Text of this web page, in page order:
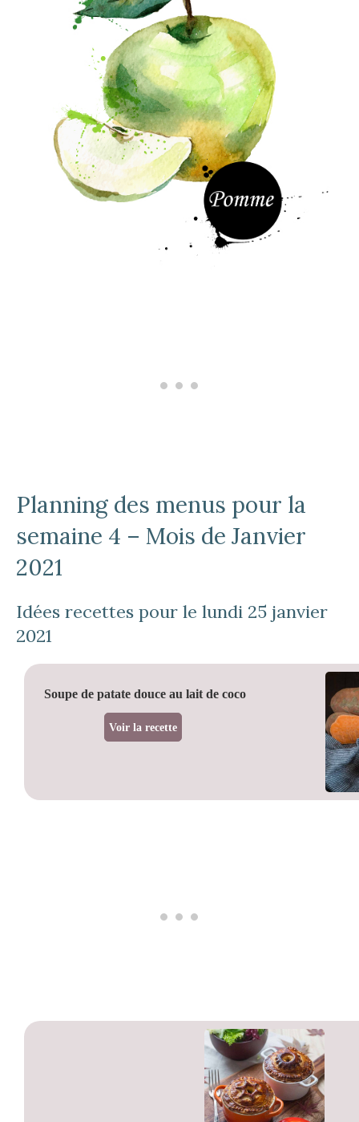
Planning des menus pour la
semaine 4 – Mois de Janvier
2021
Idées recettes pour le lundi 25 janvier
2021
Soupe de patate douce au lait de coco
Voir la recette